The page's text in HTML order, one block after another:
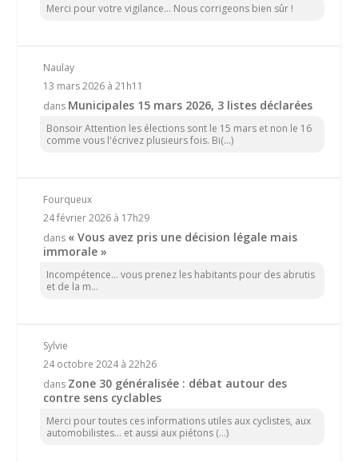
Merci pour votre vigilance... Nous corrigeons bien sûr !
Naulay
13 mars 2026 à 21h11
dans Municipales 15 mars 2026, 3 listes déclarées
Bonsoir Attention les élections sont le 15 mars et non le 16
comme vous l'écrivez plusieurs fois. Bi(...)
Fourqueux
24 février 2026 à 17h29
dans « Vous avez pris une décision légale mais
immorale »
Incompétence… vous prenez les habitants pour des abrutis
et de la m...
Sylvie
24 octobre 2024 à 22h26
dans Zone 30 généralisée : débat autour des
contre sens cyclables
Merci pour toutes ces informations utiles aux cyclistes, aux
automobilistes... et aussi aux piétons (...)